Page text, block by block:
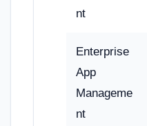
nt
Enterprise
App
Manageme
nt